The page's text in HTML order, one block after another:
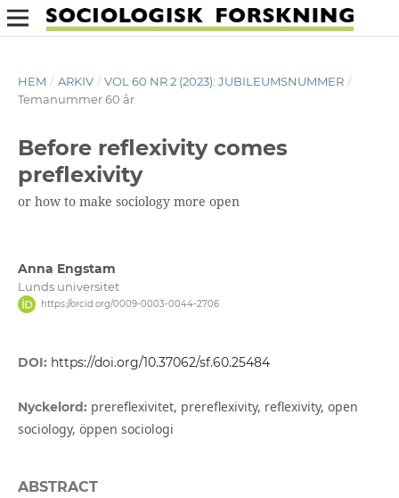
HEM / ARKIV / VOL 60 NR 2 (2023): JUBILEUMSNUMMER /
Temanummer 60 år
Before reflexivity comes
preflexivity
or how to make sociology more open
Anna Engstam
Lunds universitet
https://orcid.org/0009-0003-0044-2706
DOI: https://doi.org/10.37062/sf.60.25484
Nyckelord: prereflexivitet, prereflexivity, reflexivity, open
sociology, öppen sociologi
ABSTRACT